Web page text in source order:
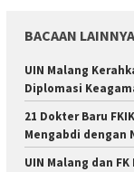
BACAAN LAINNYA
UIN Malang
Diplomasi
21 Dokter Baru
Mengabdi dengan
UIN Malang dan